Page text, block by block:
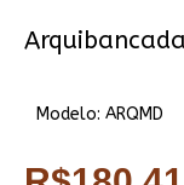
Modelo: ARQMD